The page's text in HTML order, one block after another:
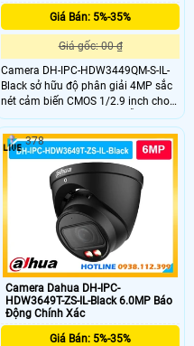
Giá Bán: 5%-35%
Giá gốc: 00 ₫
Camera DH-IPC-HDW3449QM-S-IL-
Black sở hữu độ phân giải 4MP sắc
nét cảm biến CMOS 1/2.9 inch cho
hình ảnh rõ ràng cả ngày lẫn đêm
có màu. Công nghệ WDR 120dB cân
bằng sáng kết hợp đèn hồng ngoại
và ánh sáng ấm tầm xa 50m giúp
quan sát ổn định trong nhiều điều
kiện thời tiết
Camera Dahua DH-IPC-
HDW3649T-ZS-IL-Black 6.0MP Báo
Động Chính Xác
Giá Bán: 5%-35%
378